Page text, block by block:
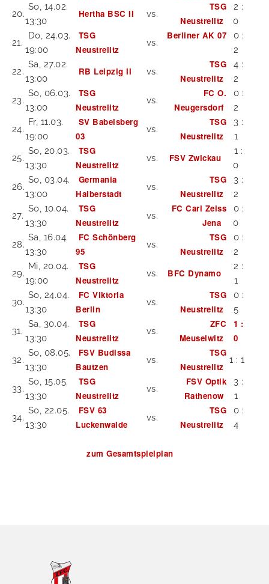
20.
So, 14.02.
13:30
Hertha BSC II vs.
TSG
Neustrelitz
2 :
0
21.
Do, 24.03.
19:00
TSG
Neustrelitz
vs.
Berliner AK 07
0 :
2
22.
Sa, 27.02.
13:00
RB Leipzig II vs.
TSG
Neustrelitz
4 :
2
23.
So, 06.03.
13:00
TSG
Neustrelitz
vs.
FC O.
Neugersdorf
0 :
2
24.
Fr, 11.03.
19:00
SV Babelsberg
03
vs.
TSG
Neustrelitz
3 :
1
25.
So, 20.03.
13:30
TSG
Neustrelitz
vs. FSV Zwickau
1 :
0
26.
So, 03.04.
13:00
Germania
Halberstadt
vs.
TSG
Neustrelitz
3 :
2
27.
So, 10.04.
13:30
TSG
Neustrelitz
vs.
FC Carl Zeiss
Jena
0 :
0
28.
Sa, 16.04.
13:30
FC Schönberg
95
vs.
TSG
Neustrelitz
0 :
2
29.
Mi, 20.04.
19:00
TSG
Neustrelitz
vs. BFC Dynamo
2 :
1
30.
So, 24.04.
13:30
FC Viktoria
Berlin
vs.
TSG
Neustrelitz
0 :
5
31.
Sa, 30.04.
13:30
TSG
Neustrelitz
vs.
ZFC
Meuselwitz
1 :
0
32.
So, 08.05.
13:30
FSV Budissa
Bautzen
vs.
TSG
Neustrelitz
1 : 1
33.
So, 15.05.
13:30
TSG
Neustrelitz
vs.
FSV Optik
Rathenow
3 :
1
34.
So, 22.05.
13:30
FSV 63
Luckenwalde
vs.
TSG
Neustrelitz
0 :
4
zum Gesamtspielplan